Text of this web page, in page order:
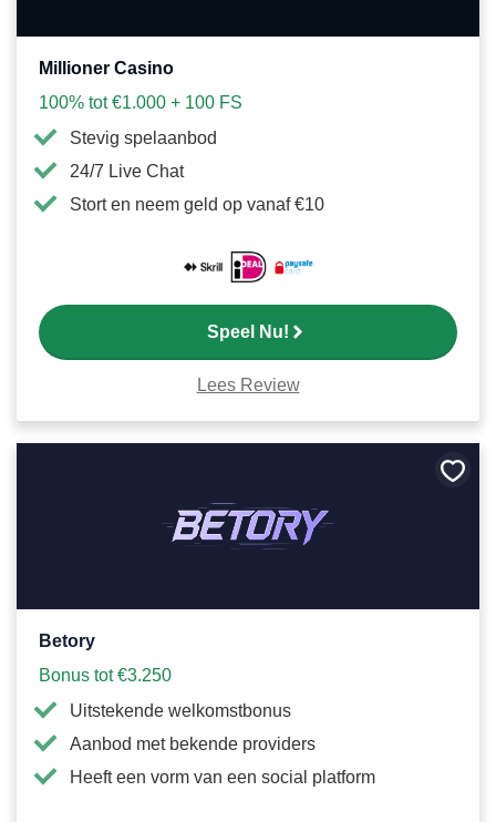
Millioner Casino
100% tot €1.000 + 100 FS
Stevig spelaanbod
24/7 Live Chat
Stort en neem geld op vanaf €10
Speel Nu!
Lees Review
Betory
Bonus tot €3.250
Uitstekende welkomstbonus
Aanbod met bekende providers
Heeft een vorm van een social platform